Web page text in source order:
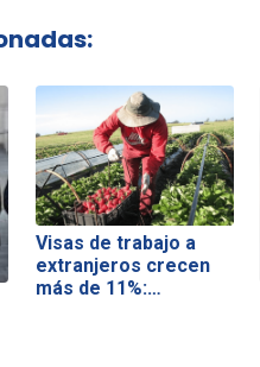
Visas de trabajo a
extranjeros crecen
más de 11%:…